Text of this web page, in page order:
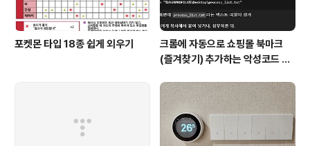
포켓몬 타입 18종 쉽게 외우기
크롬에 자동으로 쇼핑몰 북마크
(즐겨찾기) 추가하는 악성코드 삭
servicepack)